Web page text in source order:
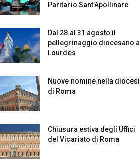
Paritario Sant’Apollinare
Dal 28 al 31 agosto il
pellegrinaggio diocesano a
Lourdes
Nuove nomine nella diocesi
di Roma
Chiusura estiva degli Uffici
del Vicariato di Roma